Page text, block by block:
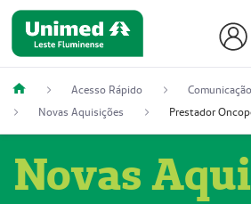
Acesso Rápido
Comunicação
Novas Aquisições
Novas